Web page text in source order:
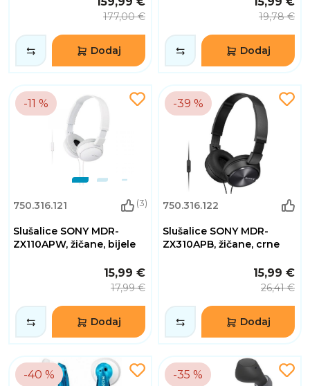
177,00 €
Dodaj
19,78 €
Dodaj
-11 %
750.316.121 (3)
Slušalice SONY MDR-
ZX110APW, žičane, bijele
15,99 €
17,99 €
Dodaj
-39 %
750.316.122
Slušalice SONY MDR-
ZX310APB, žičane, crne
15,99 €
26,41 €
Dodaj
-40 % -35 %